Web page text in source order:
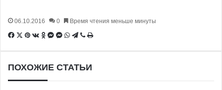
06.10.2016 0 Время чтения меньше минуты
Facebook
X Pinterest
Вконтакте
Одноклассники
Messenger
Messenger
WhatsApp
Telegram
ViberПечатать
ПОХОЖИЕ СТАТЬИ